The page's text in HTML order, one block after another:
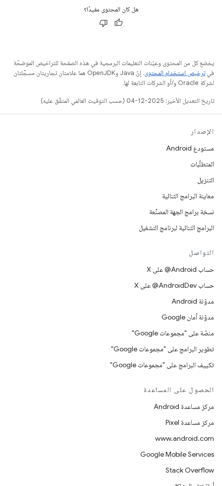
هل كان المحتوى مفيدًا؟
يخضع كل من المحتوى وعيّنات التعليمات البرمجية في هذه الصفحة للتراخيص الموضحّة
فيترخيص استخدام المحتوى
. إنّ Java وOpenJDK هما علامتان تجاريتان مسجَّلتان
لشركة Oracle و/أو الشركات التابعة لها.
تاريخ التعديل الأخير: 2025-12-04 (حسب التوقيت العالمي المتفَّق عليه)
الإصدار
مستودع Android
المتطلّبات
التنزيل
معاينة البرامج الثنائية
نسخة برامج الجهة المصنِّعة
البرامج الثنائية لبرنامج التشغيل
التواصل
حساب ‎@Android على X
حساب ‎@AndroidDev على X
مدوّنة Android
مدوّنة أمان Google
منصّة على "مجموعات Google"
تطوير البرامج على "مجموعات Google"
تكييف البرامج على "مجموعات Google"
الحصول على المساعدة
مركز مساعدة Android
مركز مساعدة Pixel
www.android.com
Google Mobile Services
Stack Overflow